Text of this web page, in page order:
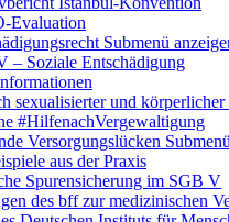
Evaluation
Submenü
– Soziale Entschädigung
sexualisierter und
#HilfenachVergewaltigung
Versorgungslücken
aus der Praxis
Spurensicherung im SGB V
des bff zur medizinischen